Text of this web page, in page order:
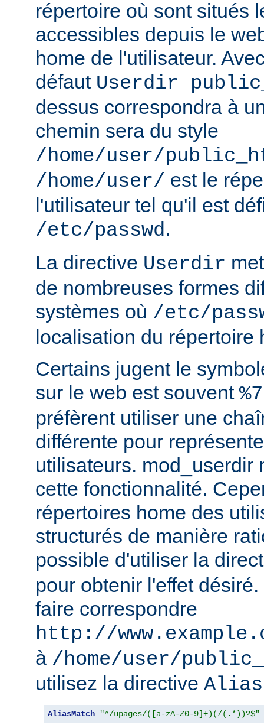
répertoire où sont situés
accessibles depuis le
home de l'utilisateur.
défaut Userdir
dessus correspondra à
chemin sera du style
/home/user/
/home/user/ est le
l'utilisateur tel qu'il est
/etc/passwd.
La directive Userdir
de nombreuses formes
systèmes où /etc/
localisation du répertoire
Certains jugent le
sur le web est souvent
préfèrent utiliser une
différente pour
utilisateurs. mod_userdir
cette fonctionnalité.
répertoires home des
structurés de manière
possible d'utiliser la
pour obtenir l'effet
faire correspondre
http://
à /home/user/
utilisez la directive
AliasMatch "^/upages/([a-zA-Z0-9]+)(/(.*))?$"